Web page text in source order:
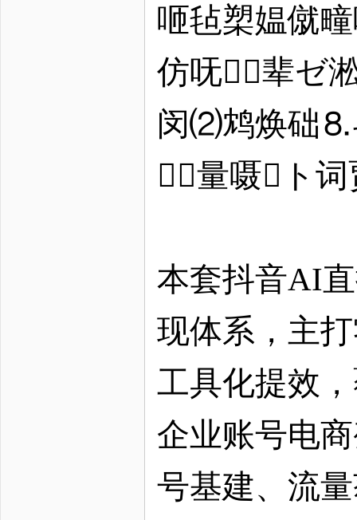
咂毡槊媪僦
仿呒⒅辈ゼ
闵⑵鸩焕础⒏
量嗫ト
本套抖音AI
现体系，主
工具化提效
企业账号电
号基建、流